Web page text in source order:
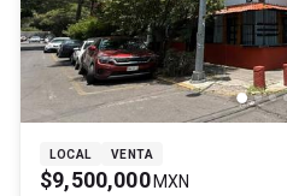
LOCAL VENTA
$9,500,000 MXN